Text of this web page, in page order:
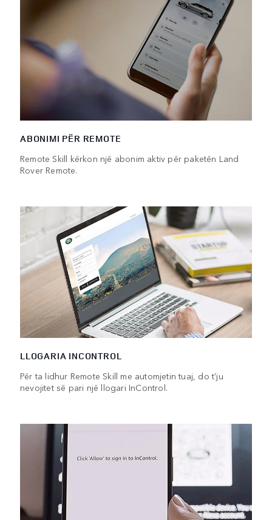
ABONIMI PËR REMOTE
Remote Skill kërkon një abonim aktiv për paketën Land
Rover Remote.
LLOGARIA INCONTROL
Për ta lidhur Remote Skill me automjetin tuaj, do t’ju
nevojitet së pari një llogari InControl.